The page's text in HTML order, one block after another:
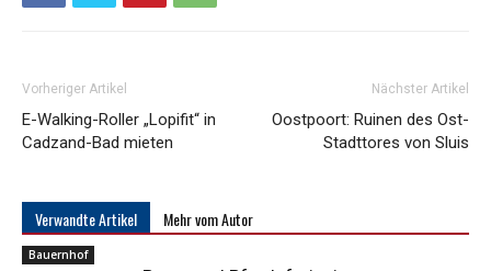
Vorheriger Artikel
E-Walking-Roller „Lopifit“ in
Cadzand-Bad mieten
Nächster Artikel
Oostpoort: Ruinen des Ost-
Stadttores von Sluis
Verwandte Artikel Mehr vom Autor
Bauernhof